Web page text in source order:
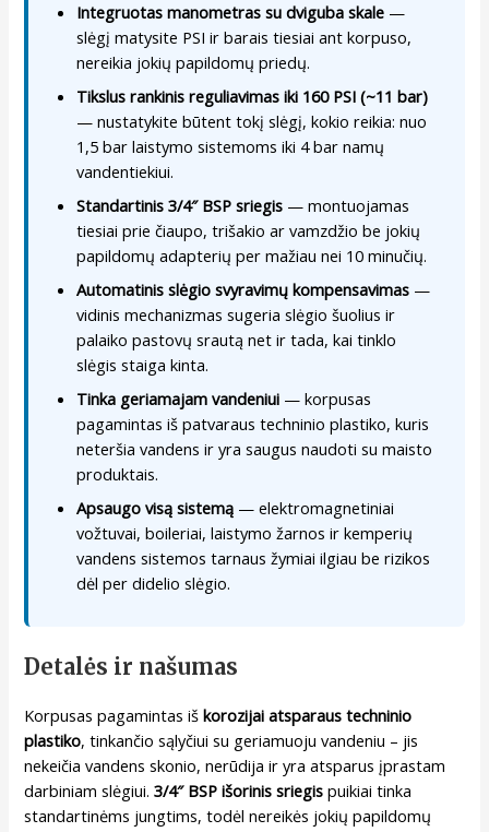
Integruotas manometras su dviguba skale —
slėgį matysite PSI ir barais tiesiai ant korpuso,
nereikia jokių papildomų priedų.
Tikslus rankinis reguliavimas iki 160 PSI (~11 bar)
— nustatykite būtent tokį slėgį, kokio reikia: nuo
1,5 bar laistymo sistemoms iki 4 bar namų
vandentiekiui.
Standartinis 3/4″ BSP sriegis — montuojamas
tiesiai prie čiaupo, trišakio ar vamzdžio be jokių
papildomų adapterių per mažiau nei 10 minučių.
Automatinis slėgio svyravimų kompensavimas —
vidinis mechanizmas sugeria slėgio šuolius ir
palaiko pastovų srautą net ir tada, kai tinklo
slėgis staiga kinta.
Tinka geriamajam vandeniui — korpusas
pagamintas iš patvaraus techninio plastiko, kuris
neteršia vandens ir yra saugus naudoti su maisto
produktais.
Apsaugo visą sistemą — elektromagnetiniai
vožtuvai, boileriai, laistymo žarnos ir kemperių
vandens sistemos tarnaus žymiai ilgiau be rizikos
dėl per didelio slėgio.
Detalės ir našumas
Korpusas pagamintas iškorozijai atsparaus techninio
plastiko, tinkančio sąlyčiui su geriamuoju vandeniu – jis
nekeičia vandens skonio, nerūdija ir yra atsparus įprastam
darbiniam slėgiui.3/4″ BSP išorinis sriegis puikiai tinka
standartinėms jungtims, todėl nereikės jokių papildomų